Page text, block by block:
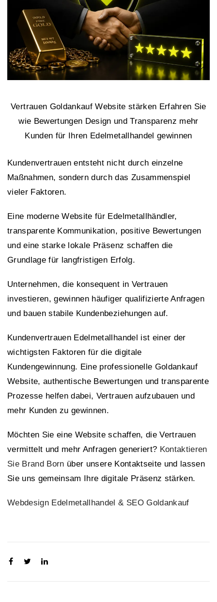
Vertrauen Goldankauf Website stärken Erfahren Sie
wie Bewertungen Design und Transparenz mehr
Kunden für Ihren Edelmetallhandel gewinnen
Kundenvertrauen entsteht nicht durch einzelne
Maßnahmen, sondern durch das Zusammenspiel
vieler Faktoren.
Eine moderne Website für Edelmetallhändler,
transparente Kommunikation, positive Bewertungen
und eine starke lokale Präsenz schaffen die
Grundlage für langfristigen Erfolg.
Unternehmen, die konsequent in Vertrauen
investieren, gewinnen häufiger qualifizierte Anfragen
und bauen stabile Kundenbeziehungen auf.
Kundenvertrauen Edelmetallhandel ist einer der
wichtigsten Faktoren für die digitale
Kundengewinnung. Eine professionelle Goldankauf
Website, authentische Bewertungen und transparente
Prozesse helfen dabei, Vertrauen aufzubauen und
mehr Kunden zu gewinnen.
Möchten Sie eine Website schaffen, die Vertrauen
vermittelt und mehr Anfragen generiert? Kontaktieren
Sie Brand Born über unsere Kontaktseite und lassen
Sie uns gemeinsam Ihre digitale Präsenz stärken.
Webdesign Edelmetallhandel & SEO Goldankauf